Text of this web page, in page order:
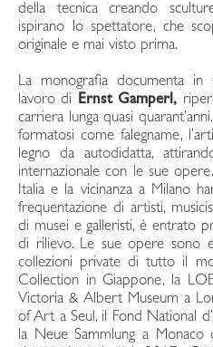
della tecnica creando
ispirano lo spettatore, che
originale e mai visto prima.
La monografia documenta
lavoro di Ernst Gamperl,
carriera lunga quasi
formatosi come falegname,
legno da autodidatta,
internazionale con le sue
Italia e la vicinanza a Milano
frequentazione di artisti,
di musei e galleristi, è entrato
di rilievo. Le sue opere sono
collezioni private di tutto il
Collection in Giappone, la
Victoria & Albert Museum a
of Art a Seul, il Fond National
la Neue Sammlung a